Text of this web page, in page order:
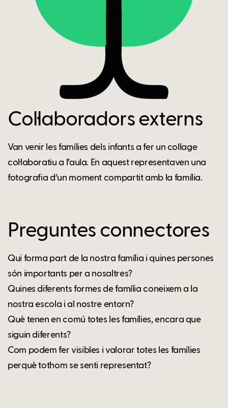
Col·laboradors externs
Van venir les famílies dels infants a fer un collage
col·laboratiu a l’aula. En aquest representaven una
fotografia d’un moment compartit amb la família.
Preguntes connectores
Qui forma part de la nostra família i quines persones
són importants per a nosaltres?
Quines diferents formes de família coneixem a la
nostra escola i al nostre entorn?
Què tenen en comú totes les famílies, encara que
siguin diferents?
Com podem fer visibles i valorar totes les famílies
perquè tothom se senti representat?